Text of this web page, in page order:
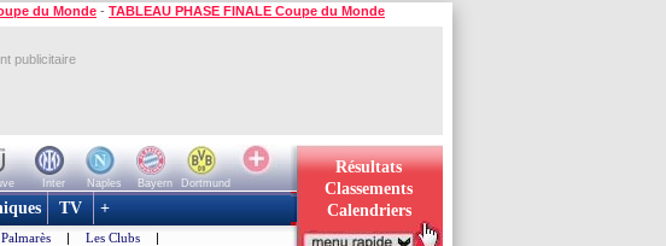
du Monde - TABLEAU PHASE FINALE Coupe du Monde
publicitaire
Inter Naples Bayern
Dortmund
Résultats
Classements
Calendriers
TV +
Palmarès | Les Clubs |